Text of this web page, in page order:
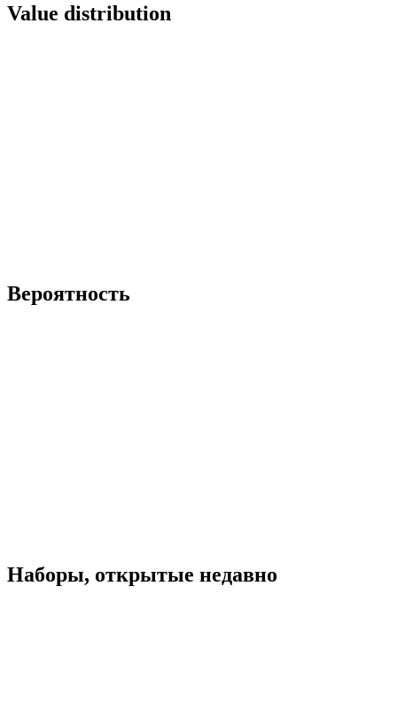
Value distribution
Вероятность
Наборы, открытые недавно